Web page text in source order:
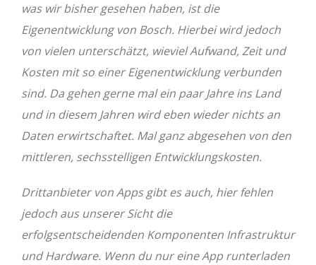
was wir bisher gesehen haben, ist die
Eigenentwicklung von Bosch. Hierbei wird jedoch
von vielen unterschätzt, wieviel Aufwand, Zeit und
Kosten mit so einer Eigenentwicklung verbunden
sind. Da gehen gerne mal ein paar Jahre ins Land
und in diesem Jahren wird eben wieder nichts an
Daten erwirtschaftet. Mal ganz abgesehen von den
mittleren, sechsstelligen Entwicklungskosten.
Drittanbieter von Apps gibt es auch, hier fehlen
jedoch aus unserer Sicht die
erfolgsentscheidenden Komponenten Infrastruktur
und Hardware. Wenn du nur eine App runterladen